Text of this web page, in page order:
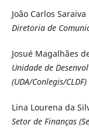
João Carlos
Diretoria de
Josué Magalhães
Unidade de
(UDA/Conlegis/CLDF)
Lina Lourena da
Setor de Finanças